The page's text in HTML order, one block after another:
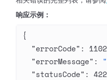
响应示例：
{
  "errorCode"
: 1102
  "errorMessage"
:
  "statusCode"
: 422